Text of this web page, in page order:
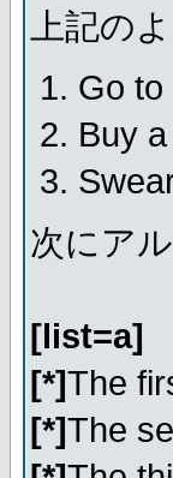
上記の
Go to
Buy
次にア
[list=a]
[*]The
[*]The